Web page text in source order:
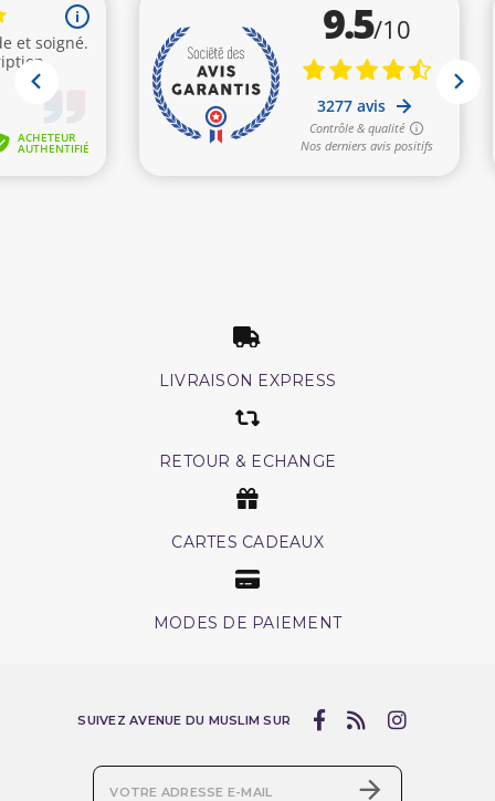
LIVRAISON EXPRESS
RETOUR & ECHANGE
CARTES CADEAUX
MODES DE PAIEMENT
SUIVEZ AVENUE DU MUSLIM SUR